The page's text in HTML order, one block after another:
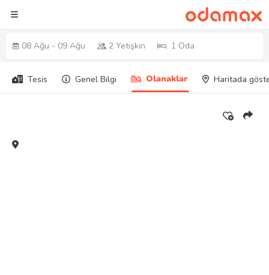
08 Ağu - 09 Ağu 2 Yetişkin 1 Oda
Tesis Genel Bilgi Olanaklar Haritada